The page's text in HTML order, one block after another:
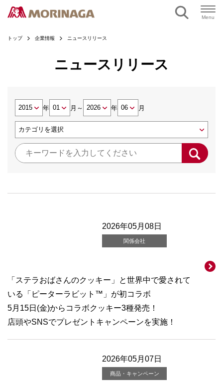
Menu
トップ 企業情報 ニュースリリース
ニュースリリース
年 月 ～ 年 月
2026年05月08日
関係会社
「ステラおばさんのクッキー」と世界中で愛されて
いる「ピーターラビット™」が初コラボ
5月15日(金)からコラボクッキー3種発売！
店頭やSNSでプレゼントキャンペーンを実施！
2026年05月07日
商品・キャンペーン